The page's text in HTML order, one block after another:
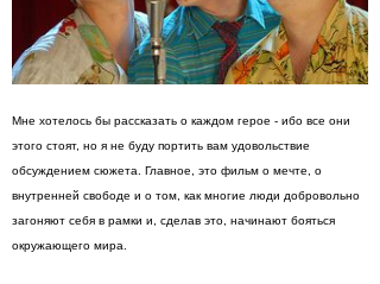
Мне хотелось бы рассказать о каждом герое - ибо все они
этого стоят, но я не буду портить вам удовольствие
обсуждением сюжета. Главное, это фильм о мечте, о
внутренней свободе и о том, как многие люди добровольно
загоняют себя в рамки и, сделав это, начинают бояться
окружающего мира.